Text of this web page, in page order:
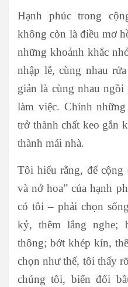
Hạnh phúc trong
không còn là điều mơ
những khoảnh khắc
nhập lễ, cùng nhau
giản là cùng nhau
làm việc. Chính
trở thành chất keo gắn
thành mái nhà.
Tôi hiểu rằng, để cộng
và nở hoa” của hạnh
có tôi – phải chọn
kỷ, thêm lắng nghe;
thông; bớt khép kín,
chọn như thế, tôi thấy
chúng tôi, biến đổi